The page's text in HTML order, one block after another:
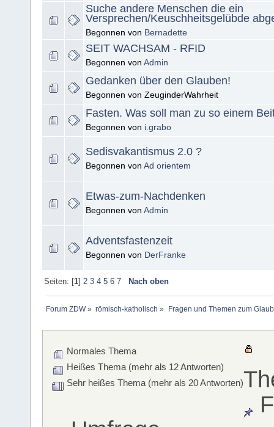
Suche andere Menschen die ein
Versprechen/Keuschheitsgelübde
Begonnen von Bernadette
SEIT WACHSAM - RFID
Begonnen von Admin
Gedanken über den Glauben!
Begonnen von ZeuginderWahrheit
Fasten. Was soll man zu so einem
Begonnen von i.grabo
Sedisvakantismus 2.0 ?
Begonnen von Ad orientem
Etwas-zum-Nachdenken
Begonnen von Admin
Adventsfastenzeit
Begonnen von DerFranke
Seiten: [1] 2 3 4 5 6 7 Nach oben
Forum ZDW» römisch-katholisch » Fragen und Themen zum
Normales Thema
Heißes Thema (mehr als 12 Antworten)
Sehr heißes Thema (mehr als 20 Antworten)